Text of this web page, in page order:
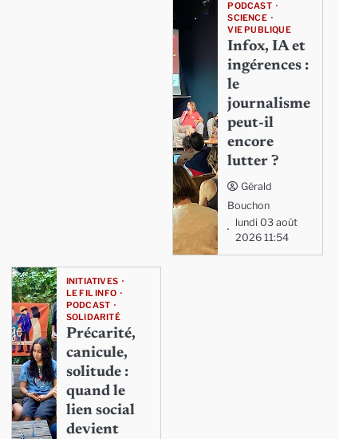
PODCAST
SCIENCE
VIE PUBLIQUE
Infox, IA et
ingérences :
le
journalisme
peut-il
encore
lutter ?
Gérald
Bouchon
lundi 03 août
2026 11:54
INITIATIVES
LE FIL INFO
PODCAST
SOLIDARITÉ
Précarité,
canicule,
solitude :
quand le
lien social
devient